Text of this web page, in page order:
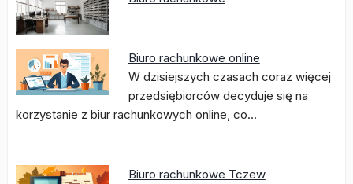
Biuro rachunkowe online
W dzisiejszych czasach coraz więcej
przedsiębiorców decyduje się na
korzystanie z biur rachunkowych online, co…
Biuro rachunkowe Tczew